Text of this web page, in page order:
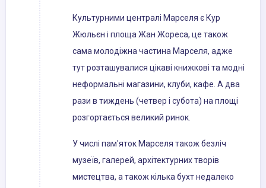
Культурними централі Марселя є Кур
Жюльєн і площа Жан Жореса, це також
сама молодіжна частина Марселя, адже
тут розташувалися цікаві книжкові та модні
неформальні магазини, клуби, кафе. А два
рази в тиждень (четвер і субота) на площі
розгортається великий ринок.
У числі пам'яток Марселя також безліч
музеїв, галерей, архітектурних творів
мистецтва, а також кілька бухт недалеко